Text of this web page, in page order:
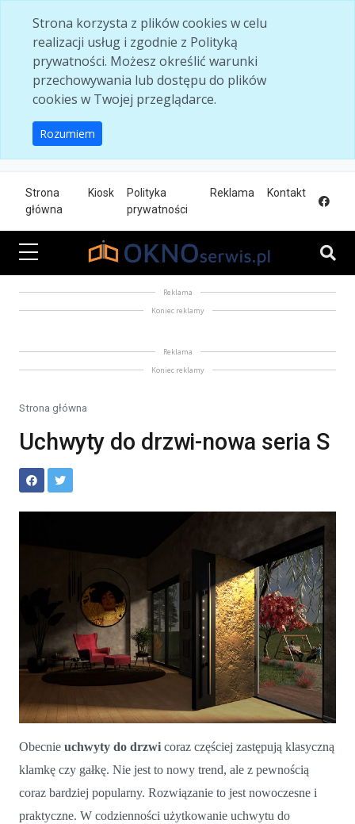
Strona korzysta z plików cookies w celu
realizacji usług i zgodnie z Polityką
prywatności. Możesz określić warunki
przechowywania lub dostępu do plików
cookies w Twojej przeglądarce.
Rozumiem
Strona
główna
Kiosk
Polityka
prywatności
Reklama Kontakt
Reklama
Koniec reklamy
Reklama
Koniec reklamy
Strona główna
Uchwyty do drzwi-nowa seria S
Uchwyty do drzwi-nowa seria S
Obecnie uchwyty do drzwi coraz częściej zastępują klasyczną
klamkę czy gałkę. Nie jest to nowy trend, ale z pewnością
coraz bardziej popularny. Rozwiązanie to jest nowoczesne i
praktyczne. W codzienności użytkowanie uchwytu do